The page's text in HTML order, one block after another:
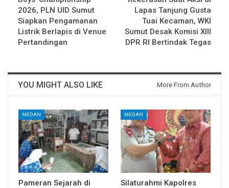
2026, PLN UID Sumut
Siapkan Pengamanan
Listrik Berlapis di Venue
Pertandingan
Lapas Tanjung Gusta
Tuai Kecaman, WKI
Sumut Desak Komisi XIII
DPR RI Bertindak Tegas
YOU MIGHT ALSO LIKE More From Author
MEDAN
Pameran Sejarah di
MEDAN
Silaturahmi Kapolres